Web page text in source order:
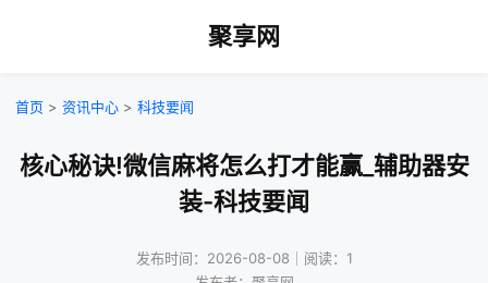
聚享网
首页 > 资讯中心 > 科技要闻
核心秘诀!微信麻将怎么打才能赢_辅助器安
装-科技要闻
发布时间：2026-08-08｜阅读：1